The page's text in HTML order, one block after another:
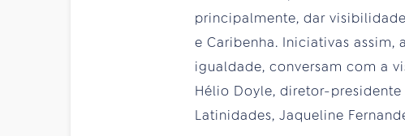
principalmente, dar
e Caribenha. Iniciativas
igualdade, conversam com a
Hélio Doyle, diretor-presidente
Latinidades, Jaqueline